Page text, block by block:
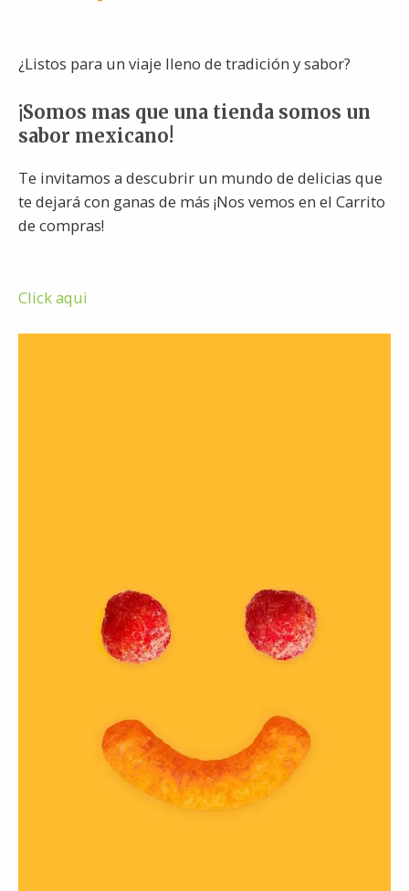
¿Listos para un viaje lleno de tradición y sabor?
¡Somos mas que una tienda somos un
sabor mexicano!
Te invitamos a descubrir un mundo de delicias que
te dejará con ganas de más ¡Nos vemos en el Carrito
de compras!
Click aqui